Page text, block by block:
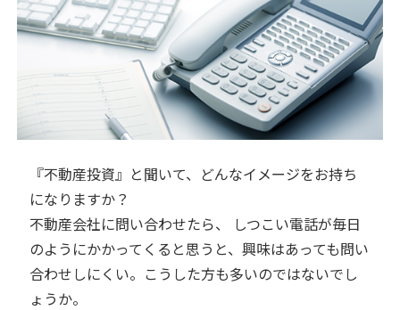
『不動産投資』と聞いて、どんなイメージをお持ち
になりますか？
不動産会社に問い合わせたら、 しつこい電話が毎日
のようにかかってくると思うと、興味はあっても問い
合わせしにくい。こうした方も多いのではないでし
ょうか。